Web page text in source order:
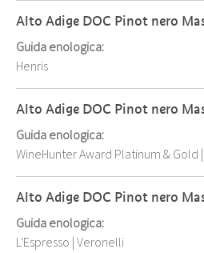
Alto Adige DOC Pinot nero
Guida enologica:
Henris
Alto Adige DOC Pinot nero
Guida enologica:
WineHunter Award Platinum & Gold |
Alto Adige DOC Pinot nero
Guida enologica:
L'Espresso |Veronelli